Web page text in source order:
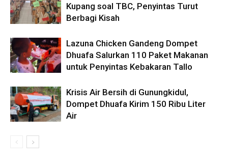
Kupang soal TBC, Penyintas Turut
Berbagi Kisah
Lazuna Chicken Gandeng Dompet
Dhuafa Salurkan 110 Paket Makanan
untuk Penyintas Kebakaran Tallo
Krisis Air Bersih di Gunungkidul,
Dompet Dhuafa Kirim 150 Ribu Liter
Air